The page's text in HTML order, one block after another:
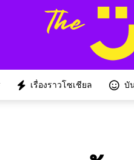
เรื่องราวโซเชียล บั